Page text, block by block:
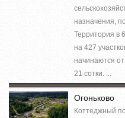
назначения,
Территория в
на 427
начинаются
21 сотки. ...
Огоньково
Коттеджный